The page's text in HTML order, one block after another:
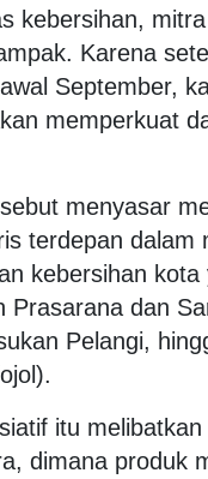
kebersihan,
Karena
September,
memperkuat
menyasar
terdepan dalam
kebersihan
Prasarana dan
Pelangi,
itu melibatkan
dimana produk